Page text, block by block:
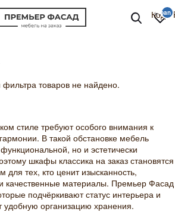
Код
товаров не найдено.
стиле требуют особого внимания к
В такой обстановке мебель
но и эстетически
шкафы классика на заказ становятся
тех, кто ценит изысканность,
материалы. Премьер Фасад
подчёркивают статус интерьера и
удобную организацию хранения.